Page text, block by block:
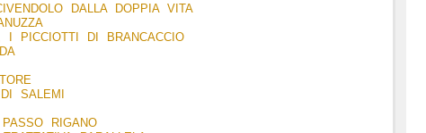
DALLA DOPPIA VITA
I PICCIOTTI DI BRANCACCIO
SALEMI
RIGANO